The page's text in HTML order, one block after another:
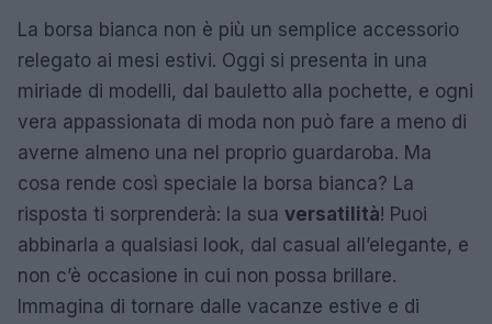
La borsa bianca non è più un semplice accessorio
relegato ai mesi estivi. Oggi si presenta in una
miriade di modelli, dal bauletto alla pochette, e ogni
vera appassionata di moda non può fare a meno di
averne almeno una nel proprio guardaroba. Ma
cosa rende così speciale la borsa bianca? La
risposta ti sorprenderà: la sua versatilità! Puoi
abbinarla a qualsiasi look, dal casual all’elegante, e
non c’è occasione in cui non possa brillare.
Immagina di tornare dalle vacanze estive e di